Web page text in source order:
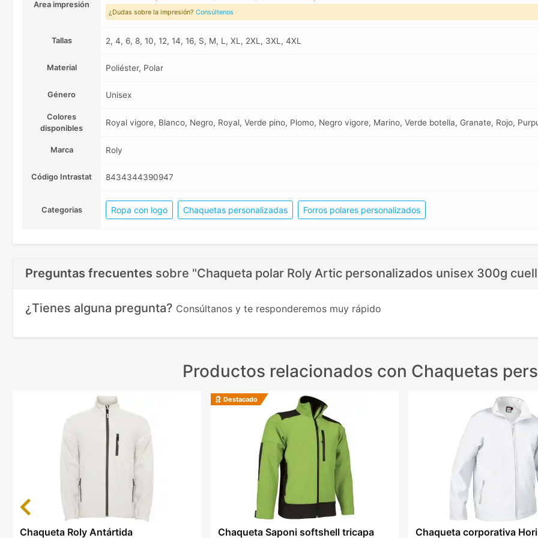
Area impresión
¿Dudas sobre la impresión? Consúltenos
Tallas 2, 4, 6, 8, 10, 12, 14, 16, S, M, L, XL, 2XL, 3XL, 4XL
Material Poliéster, Polar
Género Unisex
Colores
disponibles
Royal vigore, Blanco, Negro, Royal, Verde pino, Plomo, Negro vigore, Marino, Verde botella, Granate, Rojo,
Marca Roly
Código Intrastat 8434344390947
Categorias Ropa con logo Chaquetas personalizadas Forros polares personalizados
Preguntas frecuentes sobre "Chaqueta polar Roly Artic personalizados unisex 300g
¿Tienes alguna pregunta? Consúltanos y te responderemos muy rápido
Productos relacionados con Chaquetas
Chaqueta Roly Antártida
Destacado
Chaqueta Saponi softshell tricapa
Chaqueta corporativa
Previous